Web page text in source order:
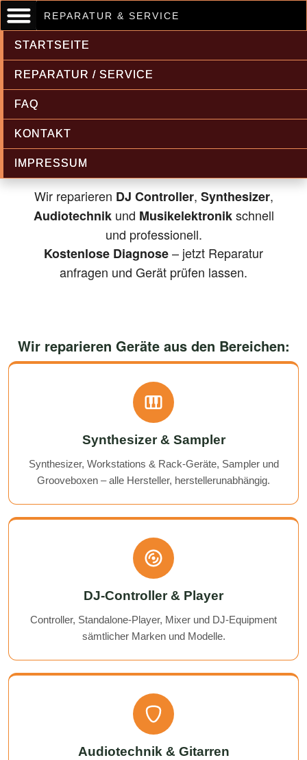
REPARATUR & SERVICE
STARTSEITE
REPARATUR / SERVICE
FAQ
KONTAKT
IMPRESSUM
Musikelektronik & Audiotechnik
Reparatur
Wir reparieren DJ Controller, Synthesizer,
Audiotechnikund Musikelektronikschnell
und professionell.
Kostenlose Diagnose– jetzt Reparatur
anfragen und Gerät prüfen lassen.
Wir reparieren Geräte aus den Bereichen:
Synthesizer & Sampler
Synthesizer, Workstations & Rack-Geräte, Sampler und
Grooveboxen – alle Hersteller, herstellerunabhängig.
DJ-Controller & Player
Controller, Standalone-Player, Mixer und DJ-Equipment
sämtlicher Marken und Modelle.
Audiotechnik & Gitarren